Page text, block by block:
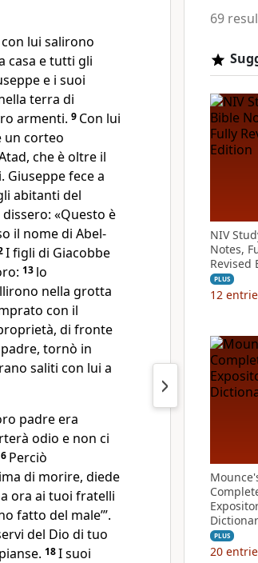
lui salirono
casa e tutti gli
e i suoi
terra di
armenti. 9 Con lui
un corteo
che è oltre il
fece a
abitanti del
«Questo è
il nome di Abel-
I figli di Giacobbe
13 lo
nella grotta
con il
di fronte
tornò in
saliti con lui a
padre era
odio e non ci
Perciò
di morire, diede
ora ai tuoi fratelli
fatto del male’”.
del Dio di tuo
18I suoi
69
NIV
Notes,
Revised
PLUS
12
PLUS
20